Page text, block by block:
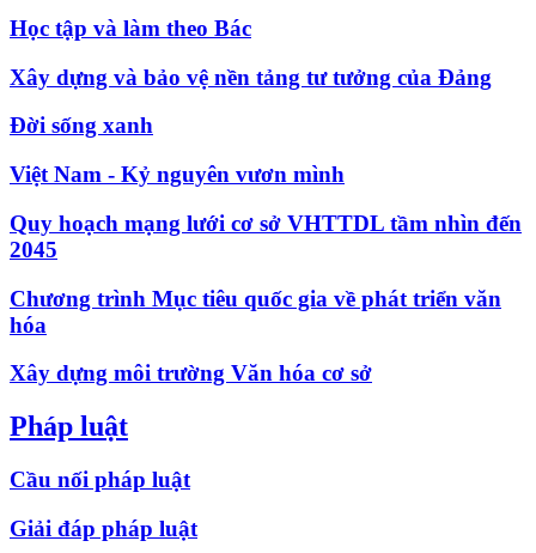
Học tập và làm theo Bác
Xây dựng và bảo vệ nền tảng tư tưởng của Đảng
Đời sống xanh
Việt Nam - Kỷ nguyên vươn mình
Quy hoạch mạng lưới cơ sở VHTTDL tầm nhìn đến
2045
Chương trình Mục tiêu quốc gia về phát triển văn
hóa
Xây dựng môi trường Văn hóa cơ sở
Pháp luật
Cầu nối pháp luật
Giải đáp pháp luật